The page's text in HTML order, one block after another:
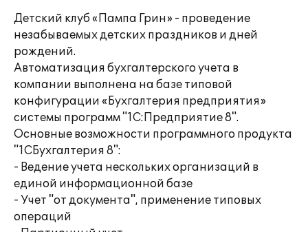
Детский клуб «Пампа Грин» - проведение
незабываемых детских праздников и дней
рождений.
Автоматизация бухгалтерского учета в
компании выполнена на базе типовой
конфигурации «Бухгалтерия предприятия»
системы программ "1С:Предприятие 8".
Основные возможности программного продукта
"1СБухгалтерия 8":
- Ведение учета нескольких организаций в
единой информационной базе
- Учет "от документа", применение типовых
операций